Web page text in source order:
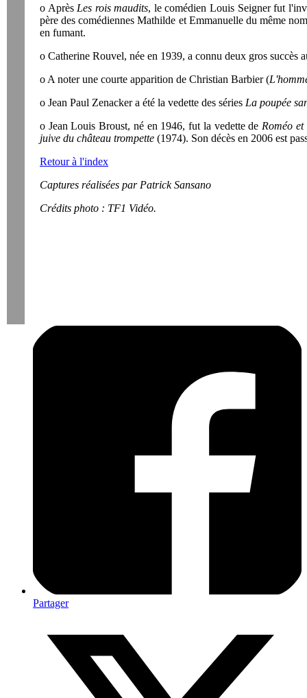
o AprèsLes rois maudits, le comédien Louis Seigner fut
père des comédiennes Mathilde et Emmanuelle du même
en fumant.
o Catherine Rouvel, née en 1939, a connu deux gros succès
o A noter une courte apparition de Christian Barbier (
o Jean Paul Zenacker a été la vedette des séries La poupée
o Jean Louis Broust, né en 1946, fut la vedette de Roméo
juive du château trompette (1974). Son décès en 2006 est
Retour à l'index
Captures réalisées par Patrick Sansano
Crédits photo : TF1 Vidéo.
Partager